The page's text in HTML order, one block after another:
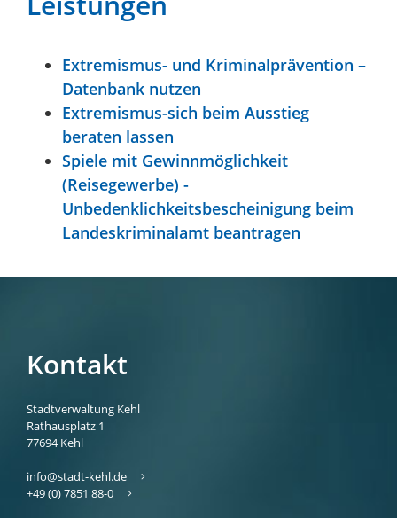
Extremismus- und Kriminalprävention –
Datenbank nutzen
Extremismus-sich beim Ausstieg
beraten lassen
Spiele mit Gewinnmöglichkeit
(Reisegewerbe) -
Unbedenklichkeitsbescheinigung beim
Landeskriminalamt beantragen
Kontakt
Stadtverwaltung Kehl
Rathausplatz 1
77694 Kehl
info@stadt-kehl.de
+49 (0) 7851 88-0